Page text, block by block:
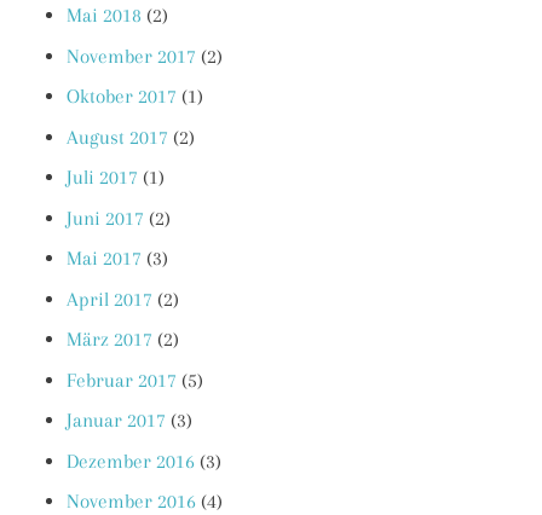
Mai 2018 (2)
November 2017 (2)
Oktober 2017 (1)
August 2017 (2)
Juli 2017 (1)
Juni 2017 (2)
Mai 2017 (3)
April 2017 (2)
März 2017 (2)
Februar 2017 (5)
Januar 2017 (3)
Dezember 2016 (3)
November 2016 (4)